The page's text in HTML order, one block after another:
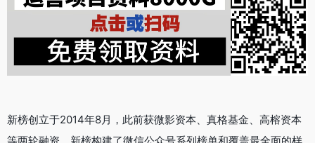
新榜创立于2014年8月，此前获微影资本、真格基金、高榕资本